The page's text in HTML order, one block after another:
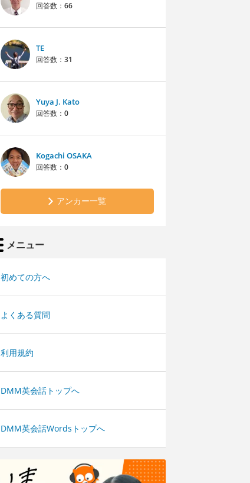
回答数： 66
TE
回答数： 31
Yuya J. Kato
回答数： 0
Kogachi OSAKA
回答数： 0
アンカー一覧
メニュー
初めての方へ
よくある質問
利用規約
DMM英会話トップへ
DMM英会話Wordsトップへ